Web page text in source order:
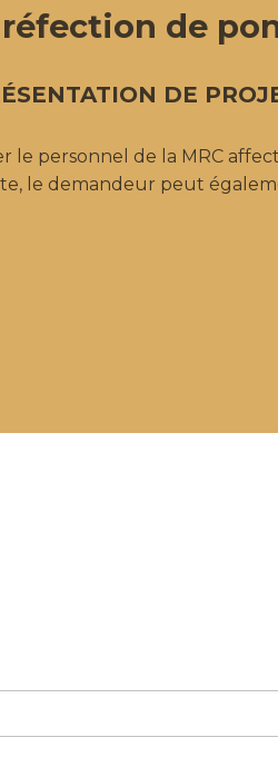
de
DE
personnel de la MRC
le demandeur peut